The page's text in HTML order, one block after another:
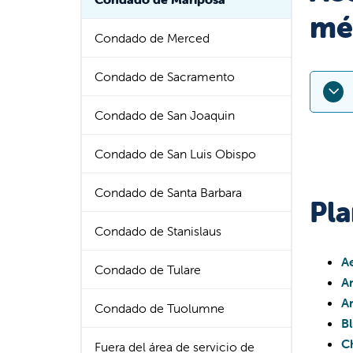
Condado de Merced
Condado de Sacramento
Condado de San Joaquin
Condado de San Luis Obispo
Condado de Santa Barbara
Condado de Stanislaus
Condado de Tulare
Condado de Tuolumne
Fuera del área de servicio de